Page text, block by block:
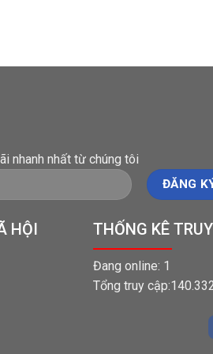
nhanh nhất từ chúng tôi
HỘI THỐNG KÊ
Đang online: 1
Tổng truy cập:140.332